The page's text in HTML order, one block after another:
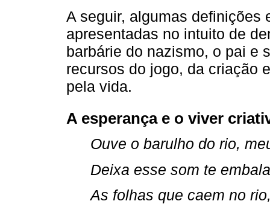
A seguir, algumas definições
apresentadas no intuito de
barbárie do nazismo, o pai e
recursos do jogo, da criação
pela vida.
A esperança e o viver
Ouve o barulho do rio,
Deixa esse som te
As folhas que caem no